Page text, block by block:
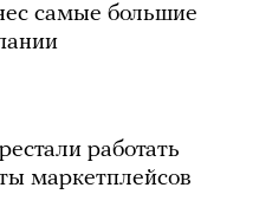
самые большие
работать
маркетплейсов